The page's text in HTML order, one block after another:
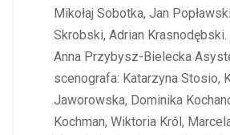
Mikołaj Sobotka, Jan
Skrobski, Adrian Krasnodębski.
Anna Przybysz-Bielecka
scenografa: Katarzyna Stosio,
Jaworowska, Dominika
Kochman, Wiktoria Król,